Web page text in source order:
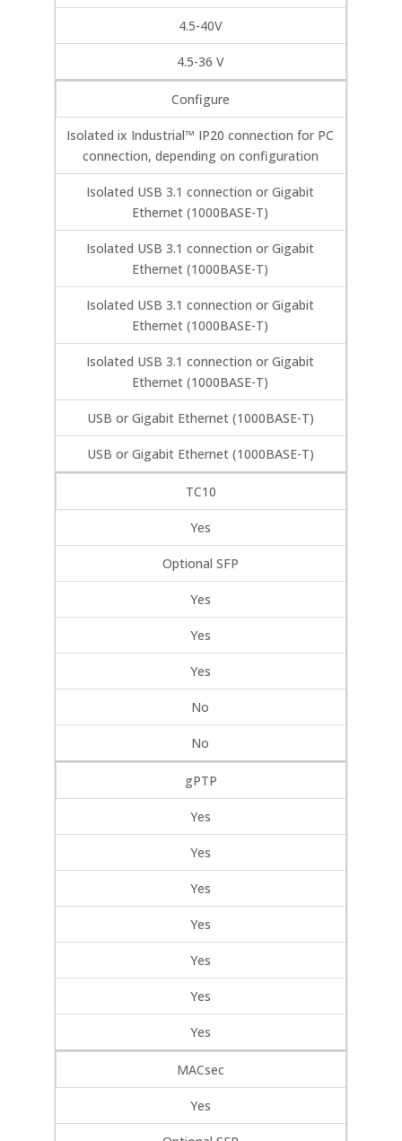
4.5-40V
4.5-36 V
Configure
Isolated ix Industrial™ IP20 connection for PC
connection, depending on configuration
Isolated USB 3.1 connection or Gigabit
Ethernet (1000BASE-T)
Isolated USB 3.1 connection or Gigabit
Ethernet (1000BASE-T)
Isolated USB 3.1 connection or Gigabit
Ethernet (1000BASE-T)
Isolated USB 3.1 connection or Gigabit
Ethernet (1000BASE-T)
USB or Gigabit Ethernet (1000BASE-T)
USB or Gigabit Ethernet (1000BASE-T)
TC10
Yes
Optional SFP
Yes
Yes
Yes
No
No
gPTP
Yes
Yes
Yes
Yes
Yes
Yes
Yes
MACsec
Yes